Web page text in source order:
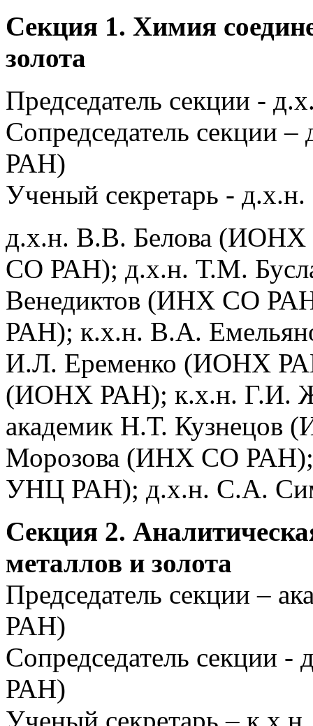
Секция 1. Химия
золота
Председатель секции -
Сопредседатель
РАН)
Ученый секретарь -
д.х.н. В.В. Белова
СО РАН); д.х.н. Т.М.
Венедиктов (ИНХ СО
РАН); к.х.н. В.А.
И.Л. Еременко (ИОНХ
(ИОНХ РАН); к.х.н. Г.И.
академик Н.Т.
Морозова (ИНХ СО
УНЦ РАН); д.х.н. С.А.
Секция 2.
металлов и золота
Председатель секции –
РАН)
Сопредседатель
РАН)